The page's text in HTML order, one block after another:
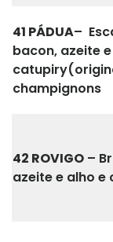
41 PÁDUA–
bacon, azeite
champignons
42 ROVIGO –
azeite e alho